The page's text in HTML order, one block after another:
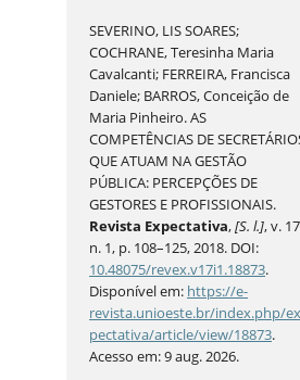
SEVERINO, LIS SOARES;
COCHRANE, Teresinha Maria
Cavalcanti; FERREIRA, Francisca
Daniele; BARROS, Conceição de
Maria Pinheiro. AS
COMPETÊNCIAS DE
QUE ATUAM NA GESTÃO
PÚBLICA: PERCEPÇÕES DE
GESTORES E PROFISSIONAIS.
Revista Expectativa,[S. l.], v.
n. 1, p. 108–125, 2018. DOI:
10.48075/revex.v17i1.18873.
Disponível em: https://e-
revista.unioeste.br/index.php/ex
pectativa/article/view/18873.
Acesso em: 9 aug. 2026.